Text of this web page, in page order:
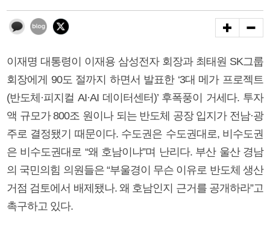
이재명 대통령이 이재용 삼성전자 회장과 최태원 SK그룹
회장에게 90도 절까지 하면서 발표한 ‘3대 메가 프로젝트
(반도체·피지컬 AI·AI 데이터센터)’ 후폭풍이 거세다. 투자
액 규모가 800조 원이나 되는 반도체 공장 입지가 전남·광
주로 결정됐기 때문이다. 수도권은 수도권대로, 비수도권
은 비수도권대로 “왜 호남이냐”며 난리다. 부산 울산 경남
의 국민의힘 의원들은 “부울경이 무슨 이유로 반도체 생산
거점 검토에서 배제됐나. 왜 호남인지 근거를 공개하라”고
촉구하고 있다.